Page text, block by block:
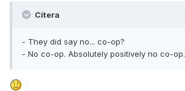
Citera
- They did say no... co-op?
- No co-op. Absolutely positively no co-op.